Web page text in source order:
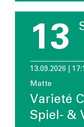
13
13.09.2026 |
Matte
Varieté
Spiel- &